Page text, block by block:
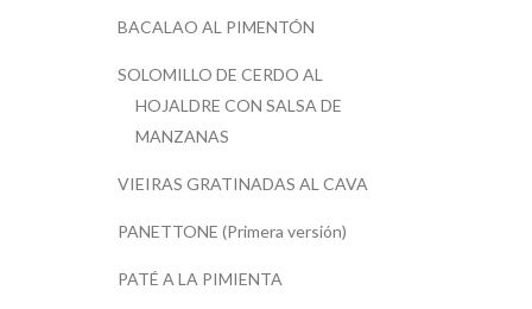
BACALAO AL PIMENTÓN
SOLOMILLO DE CERDO AL
HOJALDRE CON SALSA DE
MANZANAS
VIEIRAS GRATINADAS AL CAVA
PANETTONE (Primera versión)
PATÉ A LA PIMIENTA